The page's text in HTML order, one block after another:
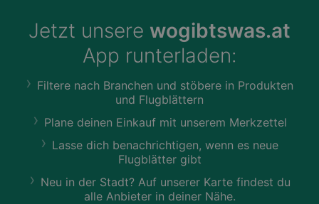
Jetzt unsere wogibtswas.at
App runterladen:
Filtere nach Branchen und stöbere in Produkten
und Flugblättern
Plane deinen Einkauf mit unserem Merkzettel
Lasse dich benachrichtigen, wenn es neue
Flugblätter gibt
Neu in der Stadt? Auf unserer Karte findest du
alle Anbieter in deiner Nähe.